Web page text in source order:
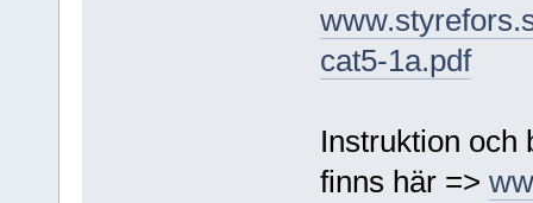
cat5-1a.pdf
Instruktion och
finns här =>